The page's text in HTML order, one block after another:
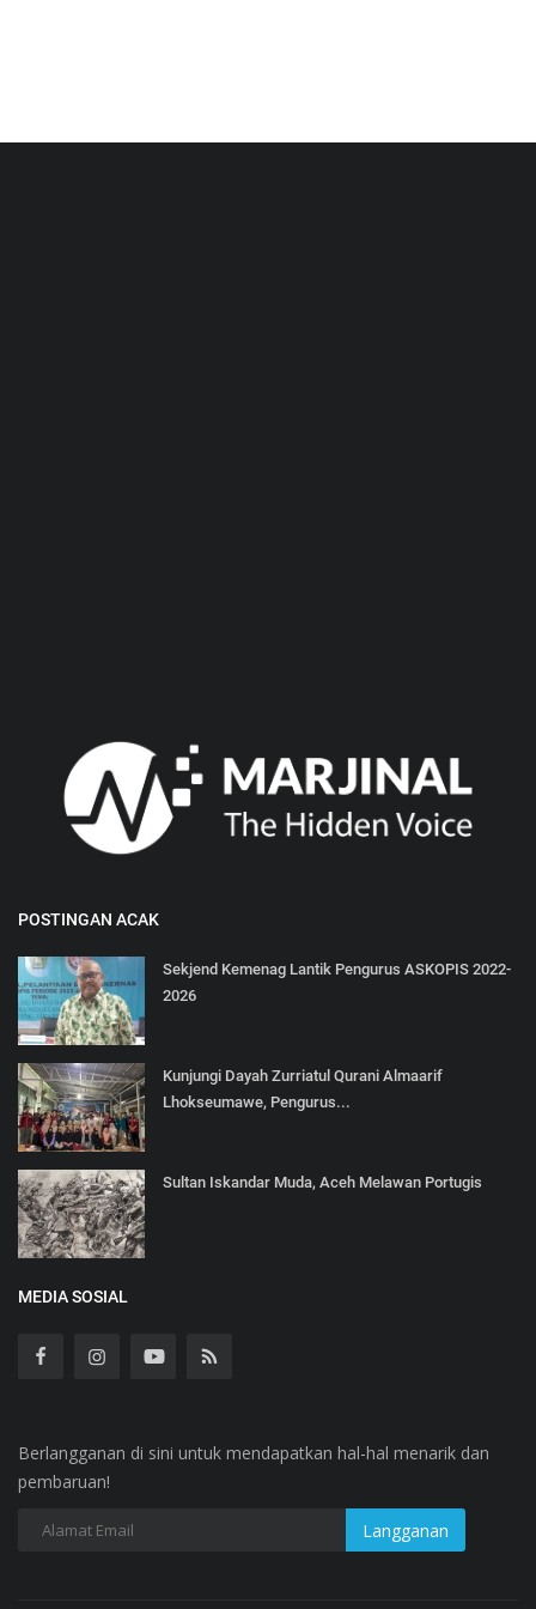
POSTINGAN ACAK
Sekjend Kemenag Lantik Pengurus ASKOPIS 2022-
2026
Kunjungi Dayah Zurriatul Qurani Almaarif
Lhokseumawe, Pengurus...
Sultan Iskandar Muda, Aceh Melawan Portugis
MEDIA SOSIAL
Berlangganan di sini untuk mendapatkan hal-hal menarik dan
pembaruan!